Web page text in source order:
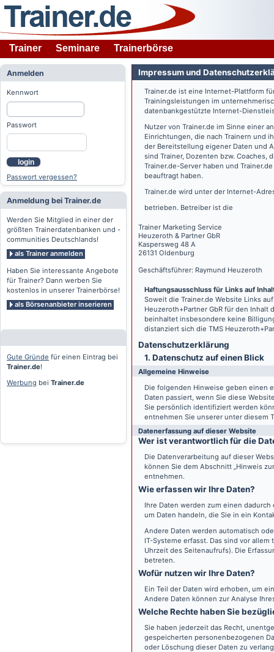
Trainer Seminare Trainerbörse
Anmelden
Kennwort
Passwort
login
Passwort vergessen?
Anmeldung bei Trainer.de
Werden Sie Mitglied in einer der
größten Trainerdatenbanken und -
communities Deutschlands!
als Trainer anmelden
Haben Sie interessante Angebote
für Trainer? Dann werben Sie
kostenlos in unserer Trainerbörse!
als Börsenanbieter inserieren
Gute Gründe für einen Eintrag bei
Trainer.de!
Werbung bei Trainer.de
Impressum und
Trainer.de ist eine Internet-Plattform
Trainingsleistungen im
datenbankgestützte Internet-
Nutzer von Trainer.de im Sinne einer
Einrichtungen, die nach Trainern und
der Bereitstellung eigener Daten und
sind Trainer, Dozenten bzw.
Trainer.de-Server haben und Trainer.de
beauftragt haben.
Trainer.de wird unter der Internet-
betrieben. Betreiber ist die
Trainer Marketing Service
Heuzeroth & Partner GbR
Kaspersweg 48 A
26131 Oldenburg
Geschäftsführer: Raymund Heuzeroth
Haftungsausschluss für Links auf
Soweit die Trainer.de Website Links
Heuzeroth+Partner GbR für den Inhalt
beinhaltet insbesondere keine
distanziert sich die TMS
Datenschutz­erklärung
1. Datenschutz auf einen Blick
Allgemeine Hinweise
Die folgenden Hinweise geben einen
Daten passiert, wenn Sie diese
Sie persönlich identifiziert werden
entnehmen Sie unserer unter diesem
Datenerfassung auf dieser Website
Wer ist verantwortlich für die
Die Datenverarbeitung auf dieser
können Sie dem Abschnitt „Hinweis
entnehmen.
Wie erfassen wir Ihre Daten?
Ihre Daten werden zum einen
um Daten handeln, die Sie in ein
Andere Daten werden automatisch
IT-Systeme erfasst. Das sind vor
Uhrzeit des Seitenaufrufs). Die
betreten.
Wofür nutzen wir Ihre Daten?
Ein Teil der Daten wird erhoben, um
Andere Daten können zur Analyse
Welche Rechte haben Sie
Sie haben jederzeit das Recht,
gespeicherten personenbezogenen
oder Löschung dieser Daten zu